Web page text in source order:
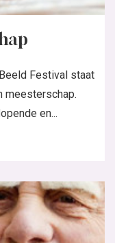
Festival staat
meesterschap.
en...